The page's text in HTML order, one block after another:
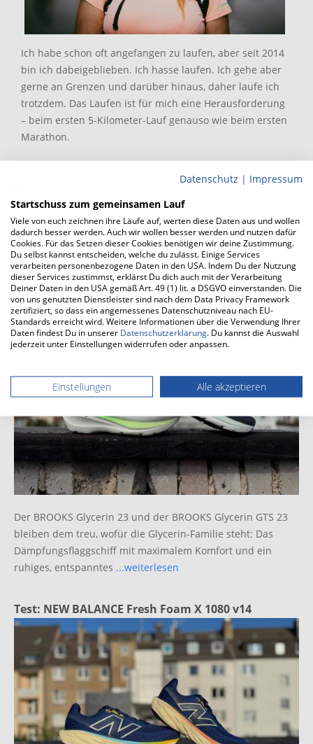
Ich habe schon oft angefangen zu laufen, aber seit 2014
bin ich dabeigeblieben. Ich hasse laufen. Ich gehe aber
gerne an Grenzen und darüber hinaus, daher laufe ich
trotzdem. Das Laufen ist für mich eine Herausforderung
– beim ersten 5-Kilometer-Lauf genauso wie beim ersten
Marathon.
Test: BROOKS Glycerin 23 und Glycerin GTS 23
Der BROOKS Glycerin 23 und der BROOKS Glycerin GTS 23
bleiben dem treu, wofür die Glycerin-Familie steht: Das
Dämpfungsflaggschiff mit maximalem Komfort und ein
ruhiges, entspanntes ...weiterlesen
Test: NEW BALANCE Fresh Foam X 1080 v14
Datenschutz | Impressum
Startschuss zum gemeinsamen Lauf
Viele von euch zeichnen ihre Läufe auf, werten diese Daten aus und wollen
dadurch besser werden. Auch wir wollen besser werden und nutzen dafür
Cookies. Für das Setzen dieser Cookies benötigen wir deine Zustimmung.
Du selbst kannst entscheiden, welche du zulässt. Einige Services
verarbeiten personenbezogene Daten in den USA. Indem Du der Nutzung
dieser Services zustimmst, erklärst Du dich auch mit der Verarbeitung
Deiner Daten in den USA gemäß Art. 49 (1) lit. a DSGVO einverstanden. Die
von uns genutzten Dienstleister sind nach dem Data Privacy Framework
zertifiziert, so dass ein angemessenes Datenschutzniveau nach EU-
Standards erreicht wird. Weitere Informationen über die Verwendung Ihrer
Daten findest Du in unserer Datenschutzerklärung. Du kannst die Auswahl
jederzeit unter Einstellungen widerrufen oder anpassen.
Einstellungen Alle akzeptieren